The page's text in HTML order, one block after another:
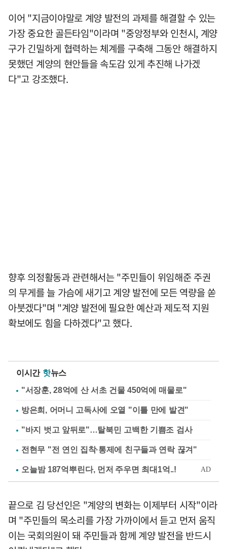
이어 "지금이야말로 계양 발전의 과제를 해결할 수 있는
가장 중요한 골든타임"이라며 "중앙정부와 인천시, 계양
구가 긴밀하게 협력하는 체계를 구축해 그동안 해결하지
못했던 계양의 현안들을 속도감 있게 추진해 나가겠
다"고 강조했다.
향후 의정활동과 관련해서는 "주민들이 위임해준 주권
의 무게를 늘 가슴에 새기고 계양 발전에 모든 역량을 쏟
아붓겠다"며 "계양 발전에 필요한 예산과 제도적 지원
확보에도 힘을 다하겠다"고 했다.
이시간 핫뉴스
"서장훈, 28억에 산 서초 건물 450억에 매물로"
방은희, 어머니 고독사에 오열 "이틀 만에 발견"
"바지 벗고 앞뒤로"…탈북민 고백한 기쁨조 검사
전현무 "전 연인 집착·통제에 친구들과 연락 끊겨"
끝으로 김 당선인은 "계양의 변화는 이제부터 시작"이라
며 "주민들의 목소리를 가장 가까이에서 듣고 먼저 움직
이는 국회의원이 돼 주민들과 함께 계양 발전을 반드시